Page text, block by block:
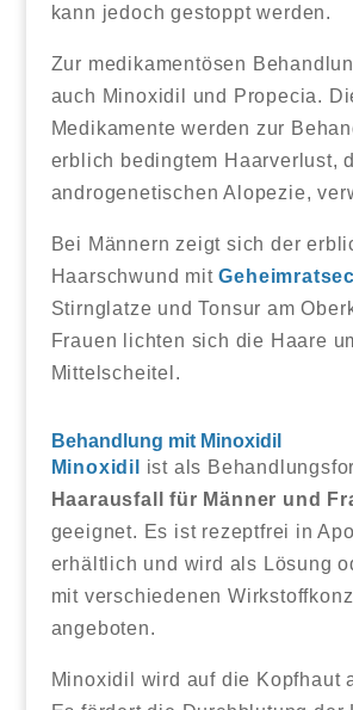
kann jedoch gestoppt werden.
Zur medikamentösen
auch Minoxidil und Propecia.
Medikamente werden zur
erblich bedingtem Haarverlust,
androgenetischen Alopezie,
Bei Männern zeigt sich der
Haarschwund mit
Stirnglatze und Tonsur am
Frauen lichten sich die Haare
Mittelscheitel.
Behandlung mit Minoxidil
Minoxidil
ist als
Haarausfall für Männer und
geeignet. Es ist rezeptfrei in
erhältlich und wird als Lösung
mit verschiedenen
angeboten.
Minoxidil wird auf die Kopfhaut